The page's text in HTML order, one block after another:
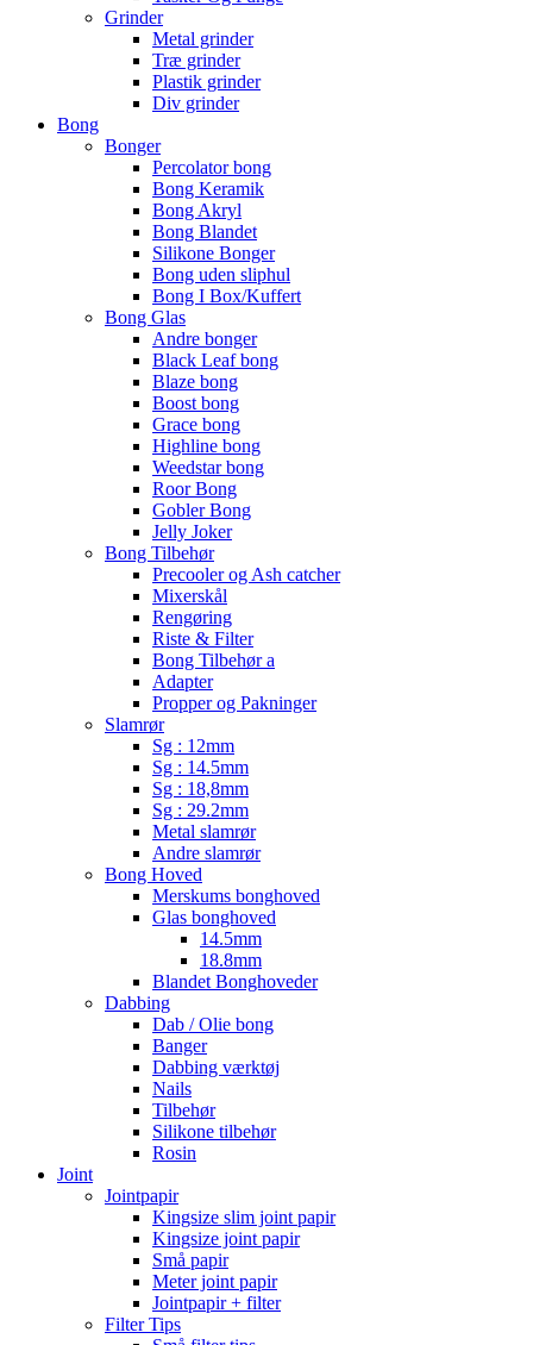
Grinder
Metal grinder
Træ grinder
Plastik grinder
Div grinder
Bong
Bonger
Percolator bong
Bong Keramik
Bong Akryl
Bong Blandet
Silikone Bonger
Bong uden sliphul
Bong I Box/Kuffert
Bong Glas
Andre bonger
Black Leaf bong
Blaze bong
Boost bong
Grace bong
Highline bong
Weedstar bong
Roor Bong
Gobler Bong
Jelly Joker
Bong Tilbehør
Precooler og Ash catcher
Mixerskål
Rengøring
Riste & Filter
Bong Tilbehør a
Adapter
Propper og Pakninger
Slamrør
Sg : 12mm
Sg : 14.5mm
Sg : 18,8mm
Sg : 29.2mm
Metal slamrør
Andre slamrør
Bong Hoved
Merskums bonghoved
Glas bonghoved
14.5mm
18.8mm
Blandet Bonghoveder
Dabbing
Dab / Olie bong
Banger
Dabbing værktøj
Nails
Tilbehør
Silikone tilbehør
Rosin
Joint
Jointpapir
Kingsize slim joint papir
Kingsize joint papir
Små papir
Meter joint papir
Jointpapir + filter
Filter Tips